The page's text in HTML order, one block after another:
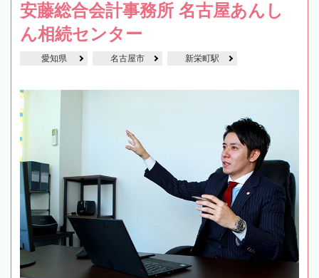
安藤総合会計事務所 名古屋あんし
ん相続センター
愛知県 名古屋市 新栄町駅